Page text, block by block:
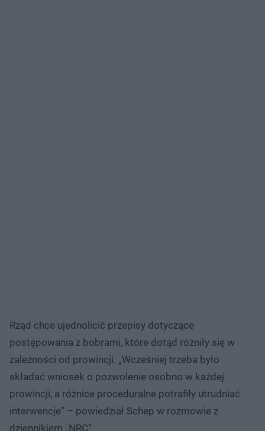
Rząd chce ujednolicić przepisy dotyczące
postępowania z bobrami, które dotąd różniły się w
zależności od prowincji. „Wcześniej trzeba było
składać wniosek o pozwolenie osobno w każdej
prowincji, a różnice proceduralne potrafiły utrudniać
interwencje” – powiedział Schep w rozmowie z
dziennikiem „NRC”.